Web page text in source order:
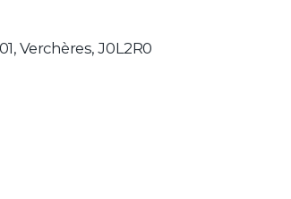
Verchères, J0L2R0